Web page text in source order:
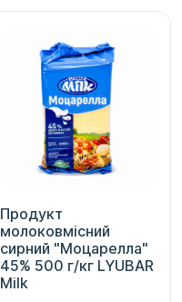
Продукт
молоковмісний
сирний "Моцарелла"
45% 500 г/кг LYUBAR
Milk